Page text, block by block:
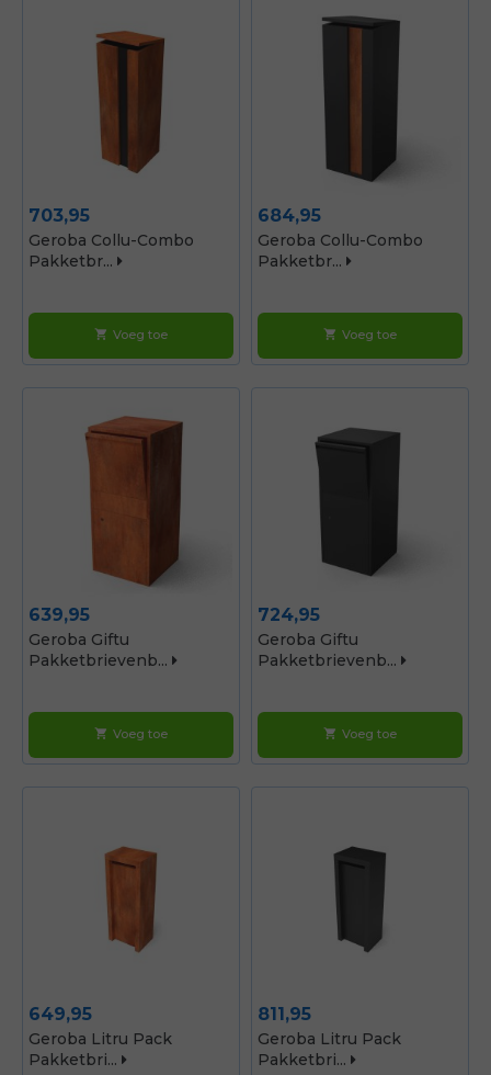
Prijs
703,95
Geroba Collu-Combo
Pakketbr...
shopping_cart Voeg toe
Prijs
684,95
Geroba Collu-Combo
Pakketbr...
shopping_cart Voeg toe
Prijs
639,95
Geroba Giftu
Pakketbrievenb...
shopping_cart Voeg toe
Prijs
724,95
Geroba Giftu
Pakketbrievenb...
shopping_cart Voeg toe
Prijs
649,95
Geroba Litru Pack
Pakketbri...
Prijs
811,95
Geroba Litru Pack
Pakketbri...